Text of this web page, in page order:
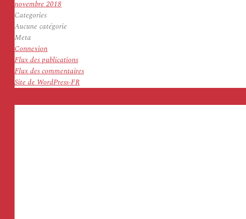
novembre 2018
Categories
Aucune catégorie
Meta
Connexion
Flux des publications
Flux des commentaires
Site de WordPress-FR